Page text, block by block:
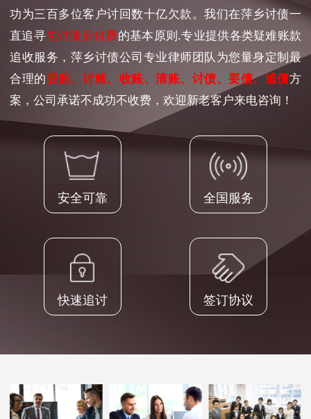
功为三百多位客户讨回数十亿欠款。我们在萍乡讨债一
直追寻先讨债后付费的基本原则.专业提供各类疑难账款
追收服务，萍乡讨债公司专业律师团队为您量身定制最
合理的要账、讨账、收账、清账、讨债、要债、追债方
案，公司承诺不成功不收费，欢迎新老客户来电咨询！
安全可靠 全国服务
快速追讨 签订协议